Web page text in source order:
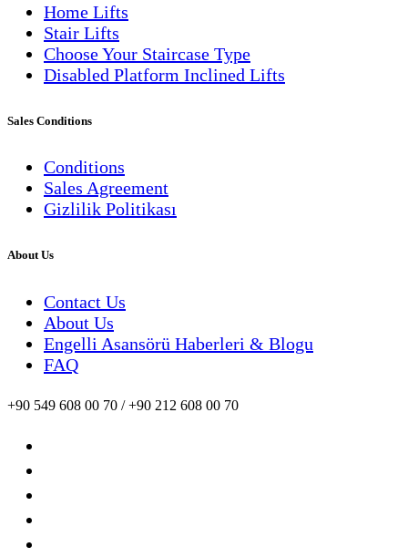
Home Lifts
Stair Lifts
Choose Your Staircase Type
Disabled Platform Inclined Lifts
Sales Conditions
Conditions
Sales Agreement
Gizlilik Politikası
About Us
Contact Us
About Us
Engelli Asansörü Haberleri & Blogu
FAQ
+90 549 608 00 70 / +90 212 608 00 70